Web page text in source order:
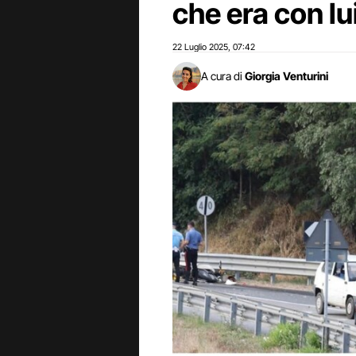
che era con
22 Luglio 2025 07:42
A cura di Giorgia Venturini